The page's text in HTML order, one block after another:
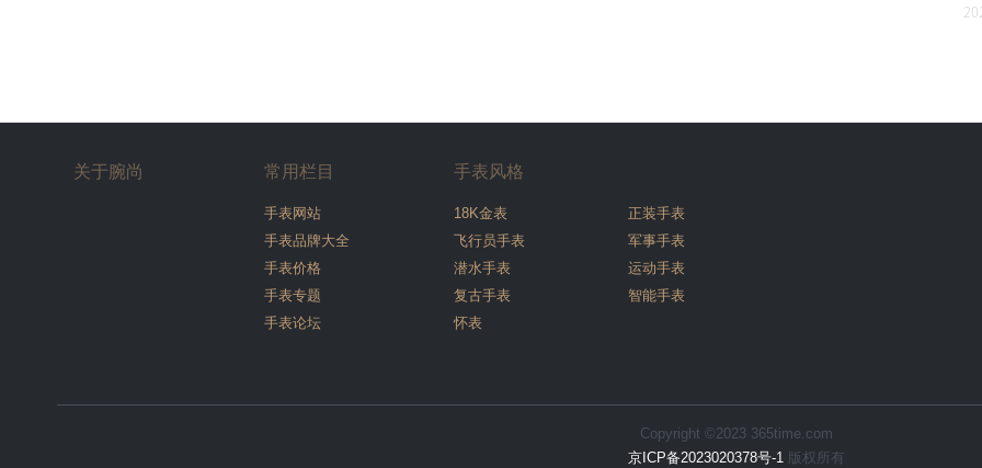
关于腕尚 常用栏目
手表网站
手表品牌大全
手表价格
手表专题
手表论坛
手表风格
18K金表
正装手表
飞行员手表
军事手表
潜水手表
运动手表
复古手表
智能手表
怀表
Copyright ©2023 365time.com
京ICP备2023020378号-1 版权所有